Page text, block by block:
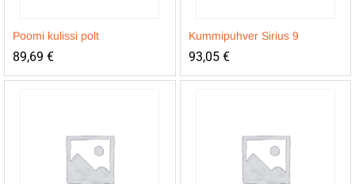
Poomi kulissi polt
89,69 €
Kummipuhver Sirius 9
93,05 €